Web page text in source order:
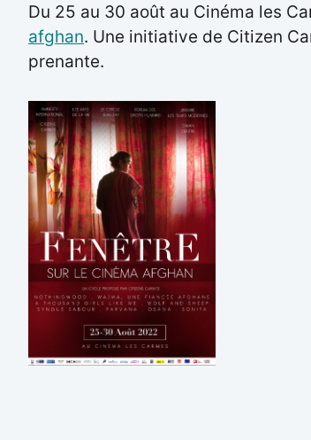
Du 25 au 30 août au Cinéma les
afghan. Une initiative de Citizen
prenante.